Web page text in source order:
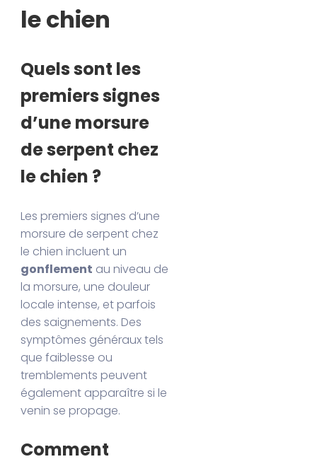
le chien
Quels sont les
premiers signes
d’une morsure
de serpent chez
le chien ?
Les premiers signes d’une
morsure de serpent chez
le chien incluent un
gonflement au niveau de
la morsure, une douleur
locale intense, et parfois
des saignements. Des
symptômes généraux tels
que faiblesse ou
tremblements peuvent
également apparaître si le
venin se propage.
Comment